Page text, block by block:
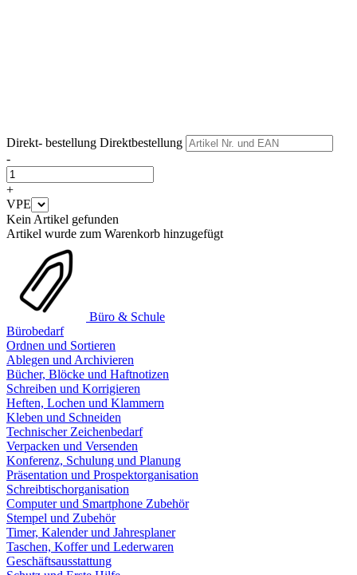
Direkt- bestellung Direktbestellung
-
+
VPE
Kein Artikel gefunden
Artikel wurde zum Warenkorb hinzugefügt
Büro & Schule
Bürobedarf
Ordnen und Sortieren
Ablegen und Archivieren
Bücher, Blöcke und Haftnotizen
Schreiben und Korrigieren
Heften, Lochen und Klammern
Kleben und Schneiden
Technischer Zeichenbedarf
Verpacken und Versenden
Konferenz, Schulung und Planung
Präsentation und Prospektorganisation
Schreibtischorganisation
Computer und Smartphone Zubehör
Stempel und Zubehör
Timer, Kalender und Jahresplaner
Taschen, Koffer und Lederwaren
Geschäftsausstattung